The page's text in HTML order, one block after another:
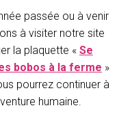
passée ou à venir
à visiter notre site
la plaquette « Se
bobos à la ferme »
pourrez continuer à
humaine.